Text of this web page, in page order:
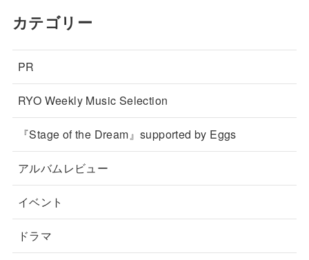
カテゴリー
PR
RYO Weekly Music Selection
『Stage of the Dream』supported by Eggs
アルバムレビュー
イベント
ドラマ